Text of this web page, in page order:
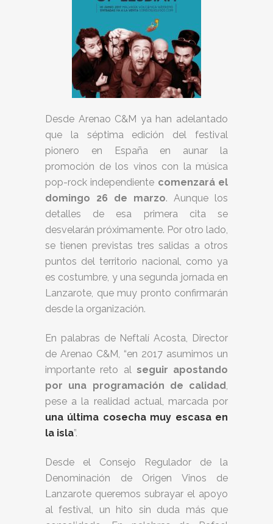
Desde Arenao C&M ya han adelantado
que la séptima edición del festival
pionero en España en aunar la
promoción de los vinos con la música
pop-rock independiente comenzará el
domingo 26 de marzo. Aunque los
detalles de esa primera cita se
desvelarán próximamente. Por otro lado,
se tienen previstas tres salidas a otros
puntos del territorio nacional, como ya
es costumbre, y una segunda jornada en
Lanzarote, que muy pronto confirmarán
desde la organización.
En palabras de Neftalí Acosta, Director
de Arenao C&M, “en 2017 asumimos un
importante reto al seguir apostando
por una programación de calidad,
pese a la realidad actual, marcada por
una última cosecha muy escasa en
la isla”.
Desde el Consejo Regulador de la
Denominación de Origen Vinos de
Lanzarote queremos subrayar el apoyo
al festival, un hito sin duda más que